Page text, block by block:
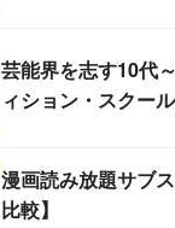
芸能界を志す10代
ィション・スクー
漫画読み放題サブ
比較】